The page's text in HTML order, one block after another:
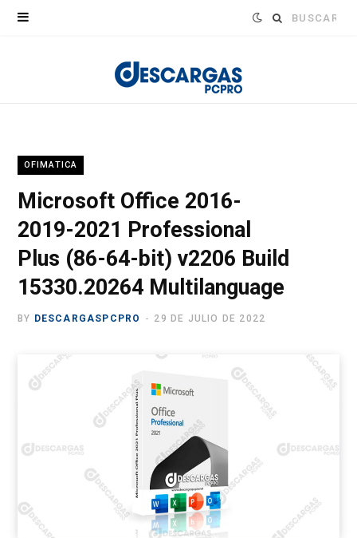
Buscar:
OFIMATICA
Microsoft Office 2016-
2019-2021 Professional
Plus (86-64-bit) v2206 Build
15330.20264 Multilanguage
BY DESCARGASPCPRO 29 DE JULIO DE 2022